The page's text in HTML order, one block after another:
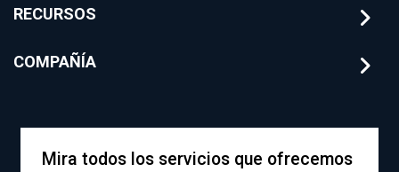
RECURSOS
COMPAÑÍA
Mira todos los servicios que ofrecemos